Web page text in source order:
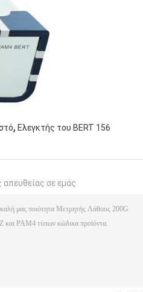
, Ελεγκτής του BERT 156
σε εμάς